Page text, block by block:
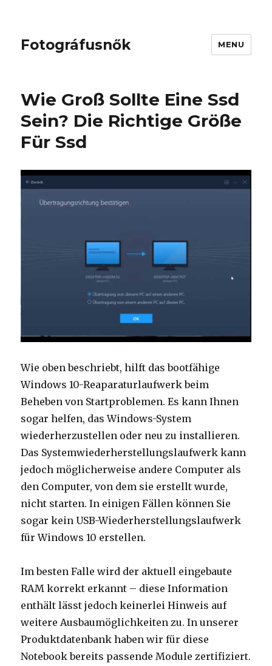
Fotográfusnők MENU
Wie Groß Sollte Eine Ssd
Sein? Die Richtige Größe
Für Ssd
Wie oben beschriebt, hilft das bootfähige
Windows 10-Reaparaturlaufwerk beim
Beheben von Startproblemen. Es kann Ihnen
sogar helfen, das Windows-System
wiederherzustellen oder neu zu installieren.
Das Systemwiederherstellungslaufwerk kann
jedoch möglicherweise andere Computer als
den Computer, von dem sie erstellt wurde,
nicht starten. In einigen Fällen können Sie
sogar kein USB-Wiederherstellungslaufwerk
für Windows 10 erstellen.
Im besten Falle wird der aktuell eingebaute
RAM korrekt erkannt – diese Information
enthält lässt jedoch keinerlei Hinweis auf
weitere Ausbaumöglichkeiten zu. In unserer
Produktdatenbank haben wir für diese
Notebook bereits passende Module zertifiziert.